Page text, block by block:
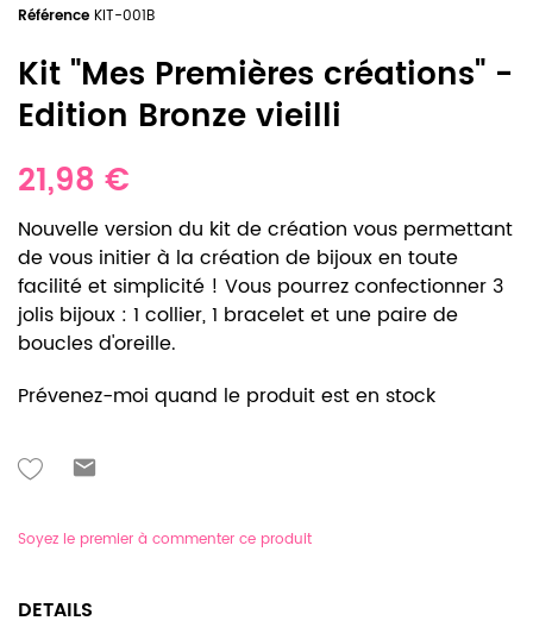
Référence KIT-001B
Kit "Mes Premières créations" -
Edition Bronze vieilli
21,98 €
Nouvelle version du kit de création vous permettant
de vous initier à la création de bijoux en toute
facilité et simplicité ! Vous pourrez confectionner 3
jolis bijoux : 1 collier, 1 bracelet et une paire de
boucles d'oreille.
Prévenez-moi quand le produit est en stock
Soyez le premier à commenter ce produit
DETAILS